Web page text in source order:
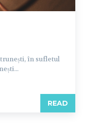
în sufletul
READ